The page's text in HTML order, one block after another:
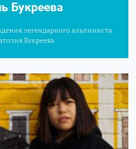
Букреева
легендарного альпиниста
Букреева